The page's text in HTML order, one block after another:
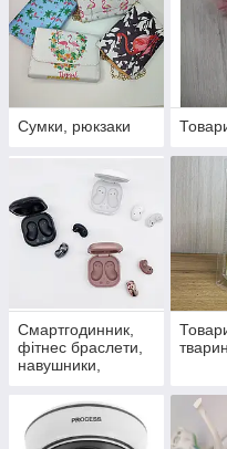
Сумки, рюкзаки
Смартгодинник,
фітнес браслети,
навушники,
колонки
тварин